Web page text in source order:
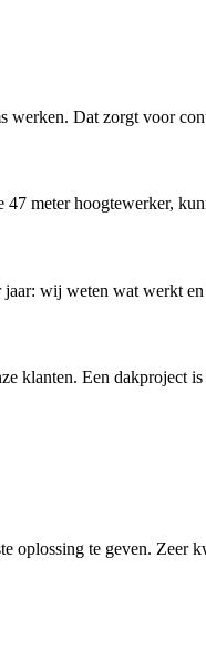
werken. Dat zorgt voor
meter hoogtewerker,
wij weten wat werkt
klanten. Een dakproject
oplossing te geven.